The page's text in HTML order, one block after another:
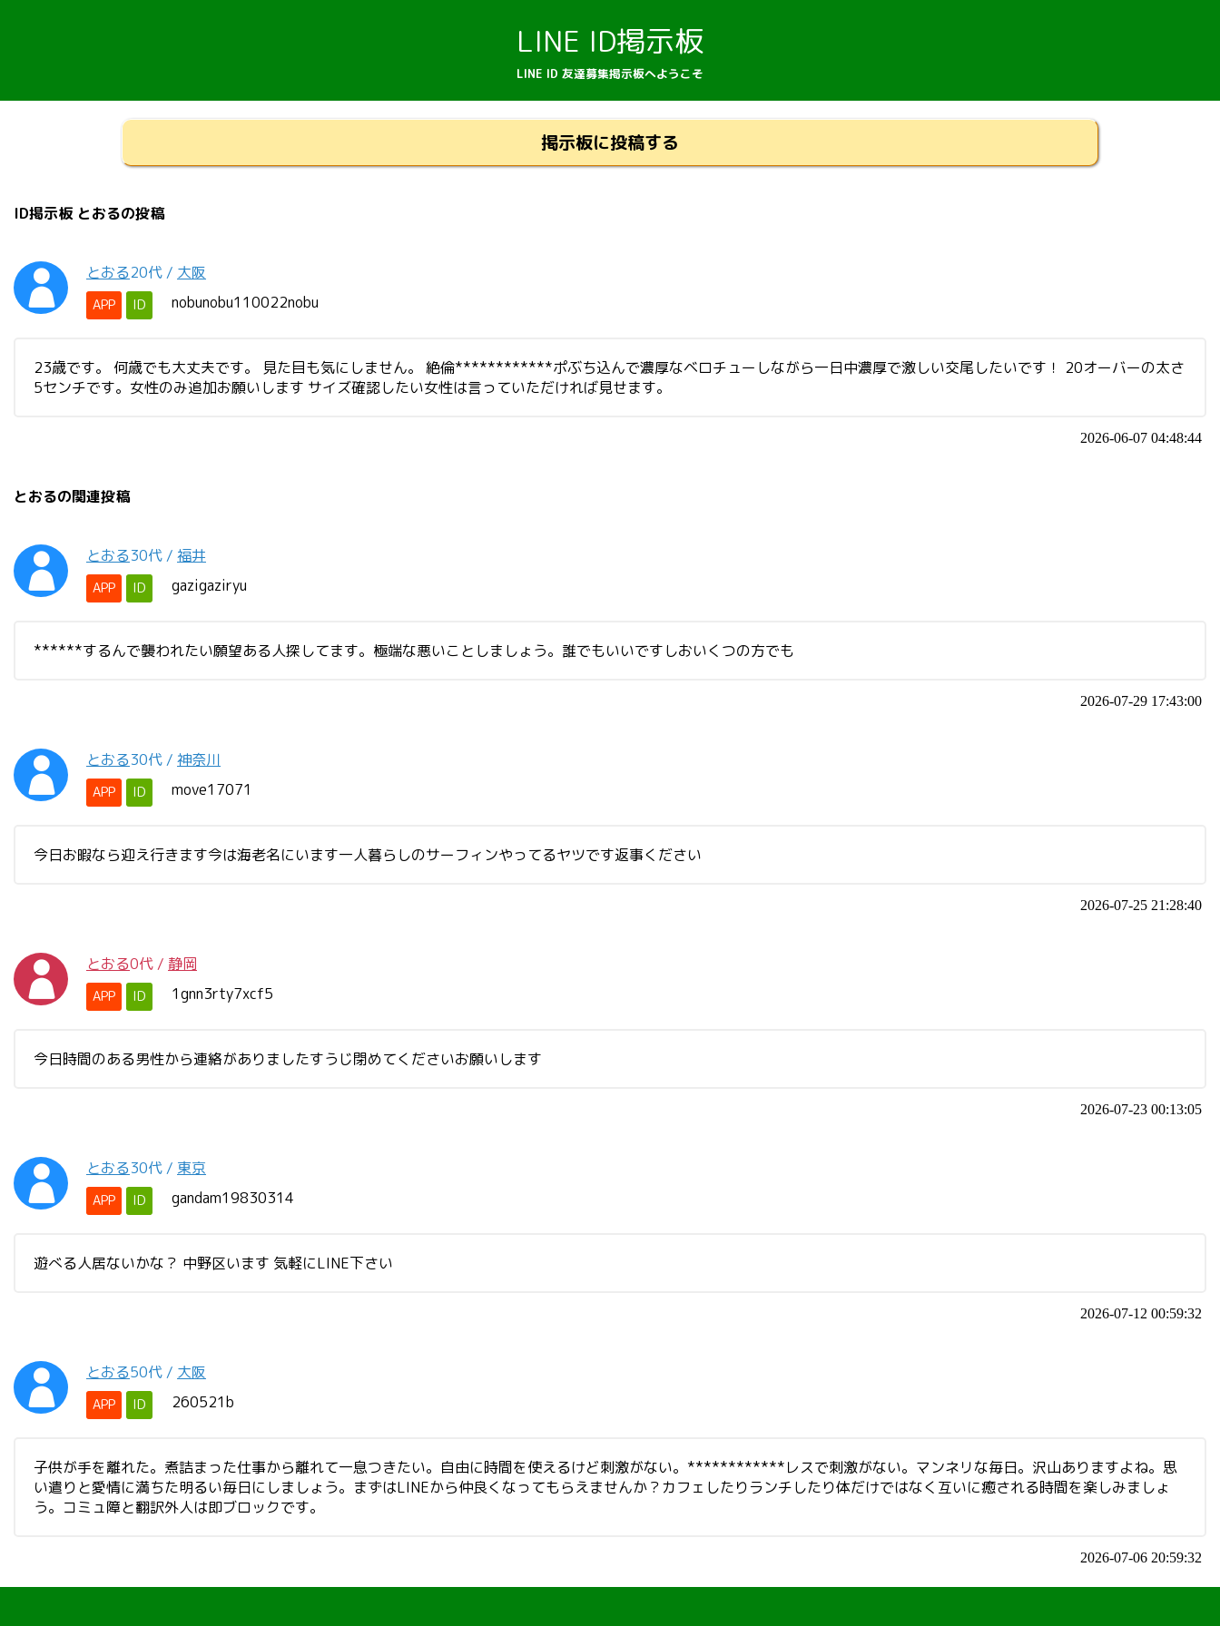
LINE ID掲示板
LINE ID 友達募集掲示板へようこそ
掲示板に投稿する
ID掲示板 とおるの投稿
とおる20代 / 大阪
APP ID nobunobu110022nobu
23歳です。 何歳でも大丈夫です。 見た目も気にしません。 絶倫************ポぶち込んで濃厚なベロチューしながら一日中濃厚で激しい交尾したいです！ 20オーバーの太さ
5センチです。女性のみ追加お願いします サイズ確認したい女性は言っていただければ見せます。
2026-06-07 04:48:44
とおるの関連投稿
とおる30代 / 福井
APP ID gazigaziryu
******するんで襲われたい願望ある人探してます。極端な悪いことしましょう。誰でもいいですしおいくつの方でも
2026-07-29 17:43:00
とおる30代 / 神奈川
APP ID move17071
今日お暇なら迎え行きます今は海老名にいます一人暮らしのサーフィンやってるヤツです返事ください
2026-07-25 21:28:40
とおる0代 / 静岡
APP ID 1gnn3rty7xcf5
今日時間のある男性から連絡がありましたすうじ閉めてくださいお願いします
2026-07-23 00:13:05
とおる30代 / 東京
APP ID gandam19830314
遊べる人居ないかな？ 中野区います 気軽にLINE下さい
2026-07-12 00:59:32
とおる50代 / 大阪
APP ID 260521b
子供が手を離れた。煮詰まった仕事から離れて一息つきたい。自由に時間を使えるけど刺激がない。************レスで刺激がない。マンネリな毎日。沢山ありますよね。思
い遣りと愛情に満ちた明るい毎日にしましょう。まずはLINEから仲良くなってもらえませんか？カフェしたりランチしたり体だけではなく互いに癒される時間を楽しみましょ
う。コミュ障と翻訳外人は即ブロックです。
2026-07-06 20:59:32